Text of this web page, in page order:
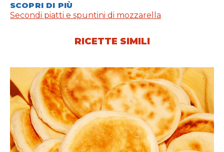
SCOPRI DI PIÙ
Secondi piatti e spuntini di mozzarella
RICETTE SIMILI